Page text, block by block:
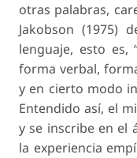
otras palabras,
Jakobson (1975)
lenguaje, esto es,
forma verbal,
y en cierto modo
Entendido así, el
y se inscribe en el
la experiencia